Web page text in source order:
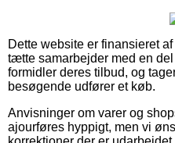
Dette website er finansieret
tætte samarbejder med en
formidler deres tilbud, og
besøgende udfører et køb.
Anvisninger om varer og
ajourføres hyppigt, men vi